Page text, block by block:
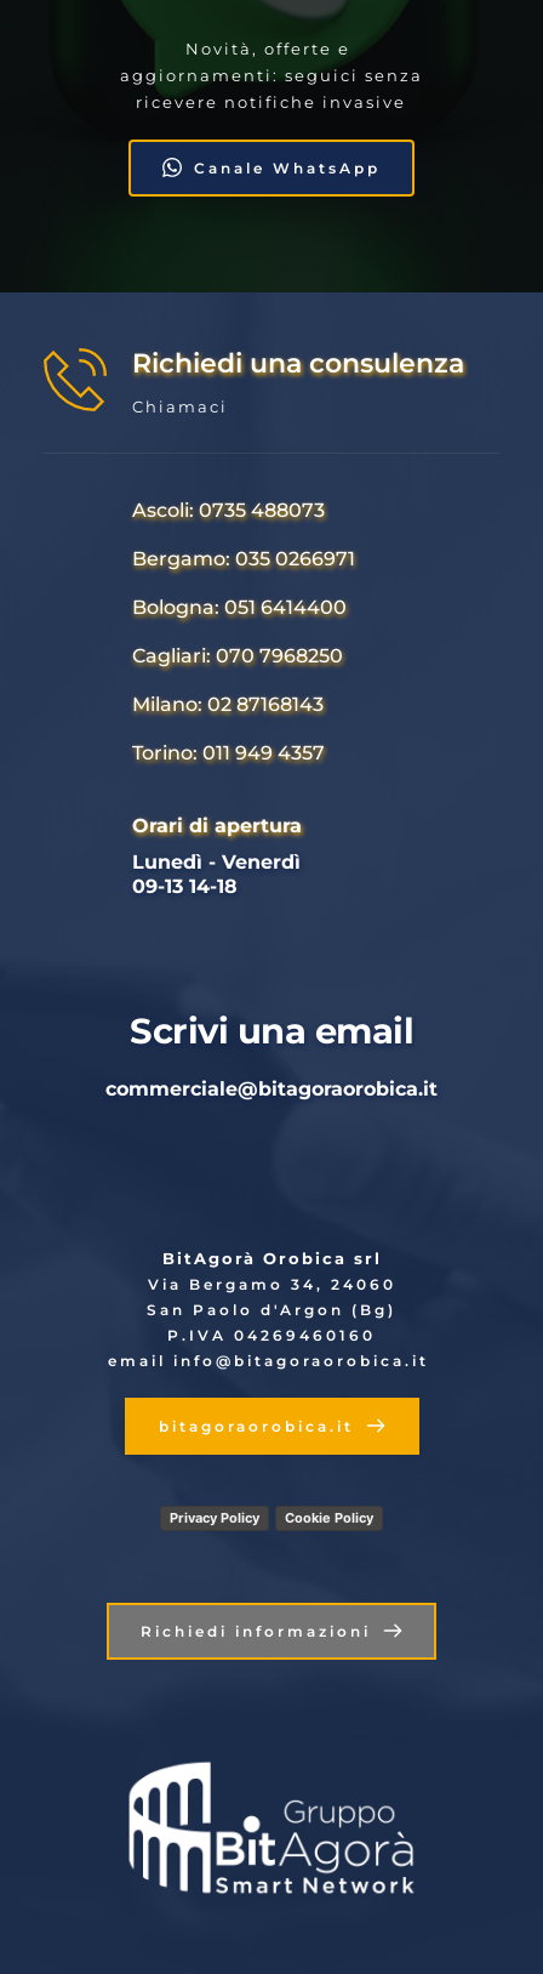
Novità, offerte e
aggiornamenti: seguici senza
ricevere notifiche invasive
Canale WhatsApp
Richiedi una consulenza
Chiamaci
Ascoli: 0735 488073
Bergamo: 035 0266971
Bologna: 051 6414400
Cagliari: 070 7968250
Milano: 02 87168143
Torino: 011 949 4357
Orari di apertura
Lunedì - Venerdì
09-13 14-18
Scrivi una email
commerciale@bitagoraorobica.it
BitAgorà Orobica srl
Via Bergamo 34, 24060
San Paolo d'Argon (Bg)
P.IVA 04269460160
email info @bitagoraorobica.it
bitagoraorobica.it
Privacy Policy Cookie Policy
Richiedi informazioni